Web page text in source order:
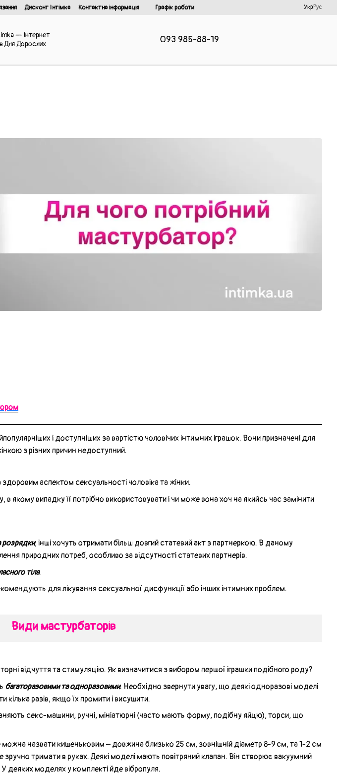
Дисконт Інтімка Контактна інформація
Графік роботи
УкрРус
093 985-88-19
і доступніших за вартістю чоловічих інтимних іграшок. Вони призначені для
з різних причин недоступний.
аспектом сексуальності чоловіка та жінки.
якому випадку її потрібно використовувати і чи може вона хоч на якийсь час замінити
розрядки, інші хочуть отримати більш довгий статевий акт з партнеркою. В даному
природних потреб, особливо за відсутності статевих партнерів.
тіла.
для лікування сексуальної дисфункції або інших інтимних проблем.
Види мастурбаторів
відчуття та стимуляцію. Як визначитися з вибором першої іграшки подібного роду?
багаторазовими та одноразовими. Необхідно звернути увагу, що деякі одноразові моделі
кілька разів, якщо їх промити і висушити.
секс-машини, ручні, мініатюрні (часто мають форму, подібну яйцю), торси, що
можна назвати кишеньковим – довжина близько 25 см, зовнішній діаметр 8-9 см, та 1-2 см
зручно тримати в руках. Деякі моделі мають повітряний клапан. Він створює вакуумний
деяких моделях у комплекті йде вібропуля.